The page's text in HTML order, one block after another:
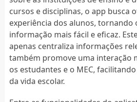
cursos e disciplinas, o app busca
experiência dos alunos, tornando
informação mais fácil e eficaz.
apenas centraliza informações
também promove uma interação
os estudantes e o MEC,
da vida escolar.